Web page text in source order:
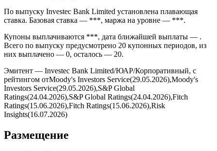
По выпуску Investec Bank Limited установлена плавающая
ставка. Базовая ставка — ***, маржа на уровне — ***.
Купоны выплачиваются ***, дата ближайшей выплаты — .
Всего по выпуску предусмотрено 20 купонных периодов, из
них выплачено — 0, осталось — 20.
Эмитент — Investec Bank Limited/ЮАР/Корпоративный, с
рейтингом отMoody's Investors Service(29.05.2026),Moody's
Investors Service(29.05.2026),S&P Global
Ratings(24.04.2026),S&P Global Ratings(24.04.2026),Fitch
Ratings(15.06.2026),Fitch Ratings(15.06.2026),Risk
Insights(16.07.2026)
Размещение